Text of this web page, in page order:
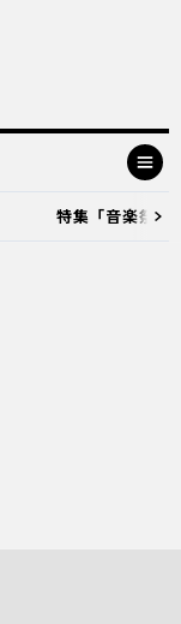
特集「音楽祭